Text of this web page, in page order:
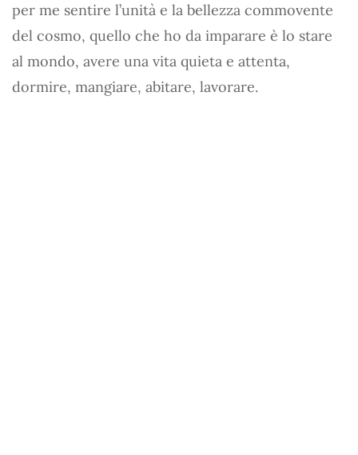
per me sentire l’unità e la bellezza commovente
del cosmo, quello che ho da imparare è lo stare
al mondo, avere una vita quieta e attenta,
dormire, mangiare, abitare, lavorare.